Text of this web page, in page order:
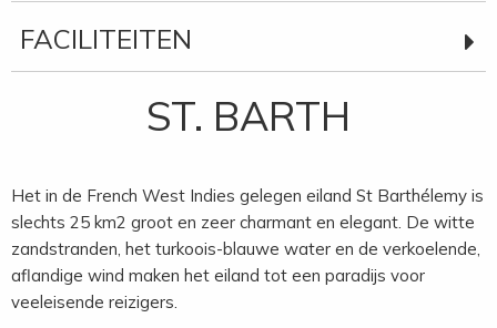
FACILITEITEN
ST. BARTH
Het in de French West Indies gelegen eiland St Barthélemy is
slechts 25 km2 groot en zeer charmant en elegant. De witte
zandstranden, het turkoois-blauwe water en de verkoelende,
aflandige wind maken het eiland tot een paradijs voor
veeleisende reizigers.